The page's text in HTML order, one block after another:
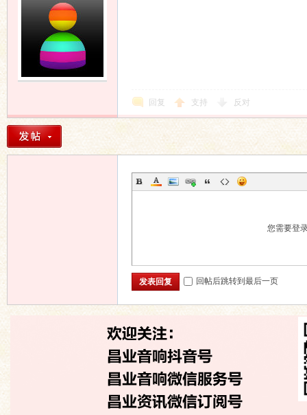
回复 支持 反对
您需要登
发表回复 回帖后跳转到最后一页